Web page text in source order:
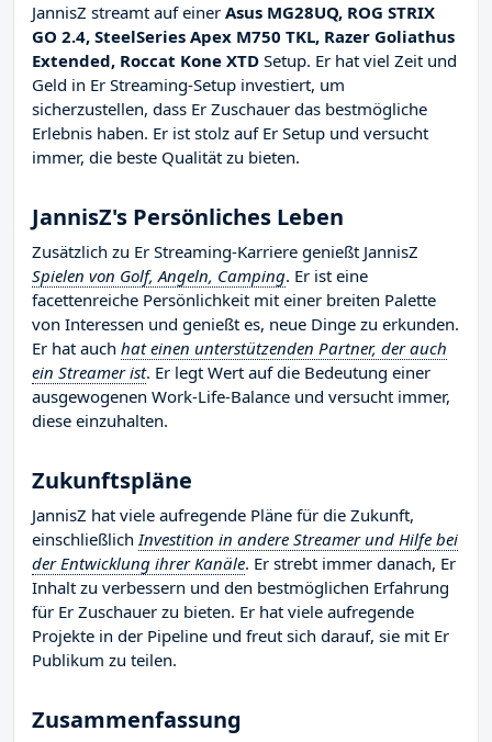
JannisZ streamt auf einer Asus MG28UQ, ROG STRIX
GO 2.4, SteelSeries Apex M750 TKL, Razer Goliathus
Extended, Roccat Kone XTD Setup. Er hat viel Zeit und
Geld in Er Streaming-Setup investiert, um
sicherzustellen, dass Er Zuschauer das bestmögliche
Erlebnis haben. Er ist stolz auf Er Setup und versucht
immer, die beste Qualität zu bieten.
JannisZ's Persönliches Leben
Zusätzlich zu Er Streaming-Karriere genießt JannisZ
Spielen von Golf, Angeln, Camping. Er ist eine
facettenreiche Persönlichkeit mit einer breiten Palette
von Interessen und genießt es, neue Dinge zu erkunden.
Er hat auch hat einen unterstützenden Partner, der auch
ein Streamer ist. Er legt Wert auf die Bedeutung einer
ausgewogenen Work-Life-Balance und versucht immer,
diese einzuhalten.
Zukunftspläne
JannisZ hat viele aufregende Pläne für die Zukunft,
einschließlichInvestition in andere Streamer und Hilfe bei
der Entwicklung ihrer Kanäle. Er strebt immer danach, Er
Inhalt zu verbessern und den bestmöglichen Erfahrung
für Er Zuschauer zu bieten. Er hat viele aufregende
Projekte in der Pipeline und freut sich darauf, sie mit Er
Publikum zu teilen.
Zusammenfassung